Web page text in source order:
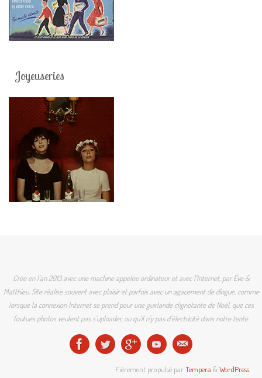
Joyeuseries
Créé en l'an 2013 avec une machine appelée ordinateur et avec l'Internet, par Eve &
Matthieu. Site réalise souvent avec plaisir et parfois avec un agacement de dingue, comme
lorsque la connexion Internet se prend pour une guirlande clignotante de Noël, que ces
foutues photos veulent pas s'uploader, ou qu'il n'y pas d'électricité dans notre tente.
Fièrement propulsé par Tempera &WordPress.